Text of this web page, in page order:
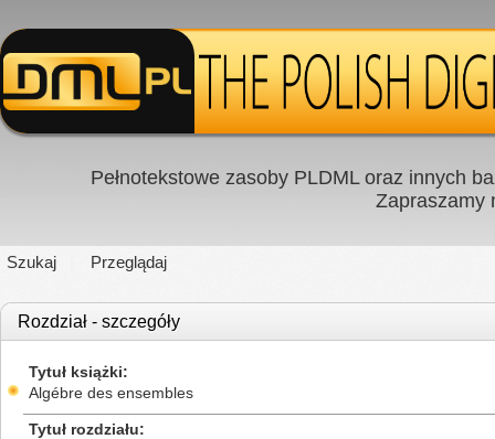
Pełnotekstowe zasoby PLDML oraz innych
Zapraszamy
Szukaj Przeglądaj
Rozdział - szczegóły
Tytuł książki
Algébre des ensembles
Tytuł rozdziału